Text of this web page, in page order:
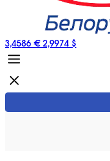
3,4586 € 2,9974 $